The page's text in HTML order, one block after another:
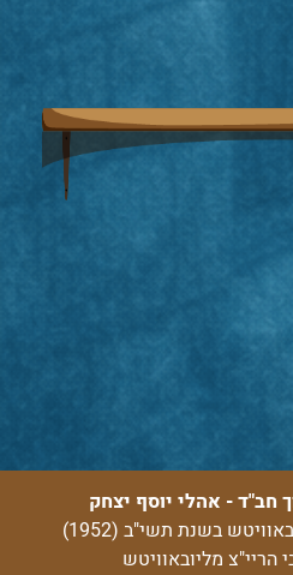
חב"ד - אהלי יוסף יצחק
בשנת תשי"ב (1952)
הריי"צ מליובאוויטש